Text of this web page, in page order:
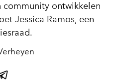
community ontwikkelen
Jessica Ramos, een